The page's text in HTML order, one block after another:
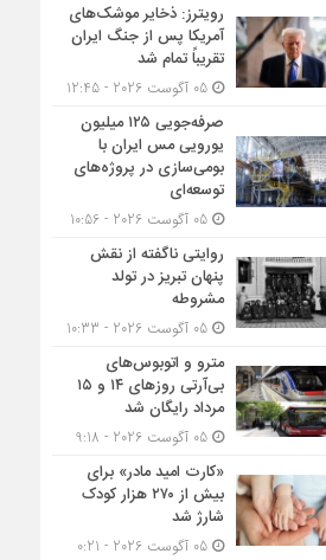
رویترز: ذخایر موشک‌های
آمریکا پس از جنگ ایران
تقریباً تمام شد
05 آگوست 2026 - 12:45
صرفه‌جویی ۱۲۵ میلیون
یورویی مس ایران با
بومی‌سازی در پروژه‌های
توسعه‌ای
05 آگوست 2026 - 10:56
روایتی ناگفته از نقش
پنهان تبریز در تولد
مشروطه
05 آگوست 2026 - 10:33
مترو و اتوبوس‌های
بی‌آرتی روزهای ۱۴ و ۱۵
مرداد رایگان شد
05 آگوست 2026 - 9:18
«کارت امید مادر» برای
بیش از ۲۷۰ هزار کودک
شارژ شد
05 آگوست 2026 - 0:21